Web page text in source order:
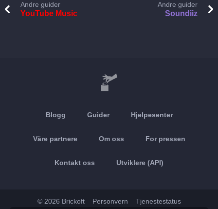
Andre guider
YouTube Music
Andre guider
Soundiiz
Blogg Guider Hjelpesenter
Våre partnere Om oss For pressen
Kontakt oss Utviklere (API)
© 2026 Brickoft Personvern Tjenestestatus